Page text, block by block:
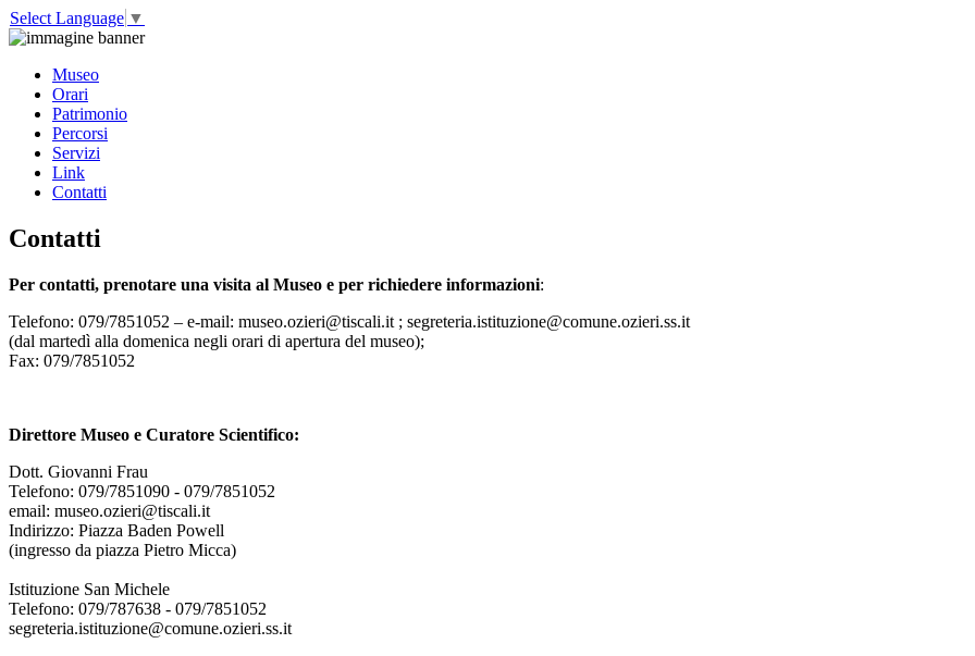
Select Language ▼
Museo
Orari
Patrimonio
Percorsi
Servizi
Link
Contatti
Contatti
Per contatti, prenotare una visita al Museo e per richiedere informazioni:
Telefono: 079/7851052 – e-mail: museo.ozieri@tiscali.it ; segreteria.istituzione@comune.ozieri.ss.it
(dal martedì alla domenica negli orari di apertura del museo);
Fax: 079/7851052
Direttore Museo e Curatore Scientifico:
Dott. Giovanni Frau
Telefono: 079/7851090 - 079/7851052
email: museo.ozieri@tiscali.it
Indirizzo: Piazza Baden Powell
(ingresso da piazza Pietro Micca)
Istituzione San Michele
Telefono: 079/787638 - 079/7851052
segreteria.istituzione@comune.ozieri.ss.it